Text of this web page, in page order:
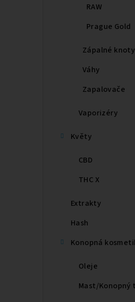
RAW
Prague Gold
Zápalné knoty
Váhy
Zapalovače
Vaporizéry
Květy
CBD
THC X
Extrakty
Hash
Konopná
Oleje
Mast/Konopný